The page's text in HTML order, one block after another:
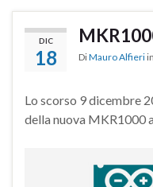
DIC
18 DiMauro Alfieri in
Lo scorso 9 dicembre
della nuova MKR1000